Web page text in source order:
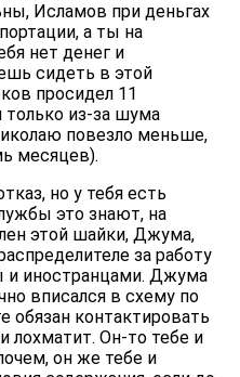
Исламов при деньгах
а ты на
нет денег и
сидеть в этой
просидел 11
из-за шума
повезло меньше,
месяцев).
но у тебя есть
это знают, на
этой шайки, Джума,
за работу
и иностранцами. Джума
вписался в схему по
обязан контактировать
лохматит. Он-то тебе и
он же тебе и